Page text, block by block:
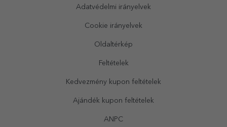
Adatvédelmi irányelvek
Cookie irányelvek
Oldaltérkép
Feltételek
Kedvezmény kupon feltételek
Ajándék kupon feltételek
ANPC